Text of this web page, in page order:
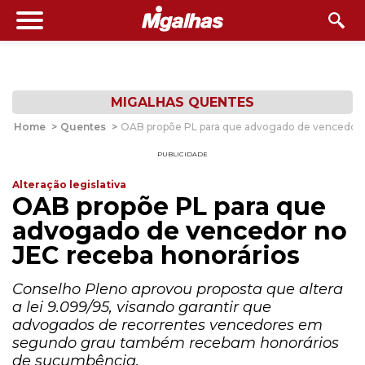
MIGALHAS QUENTES
Home > Quentes > OAB propõe PL para que advogado de vencedor
PUBLICIDADE
Alteração legislativa
OAB propõe PL para que
advogado de vencedor no
JEC receba honorários
Conselho Pleno aprovou proposta que altera
a lei 9.099/95, visando garantir que
advogados de recorrentes vencedores em
segundo grau também recebam honorários
de sucumbência.